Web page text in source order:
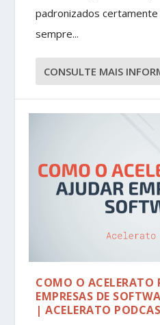
padronizados
sempre...
CONSULTE MAIS
COMO O ACELERATO
EMPRESAS DE
| ACELERATO